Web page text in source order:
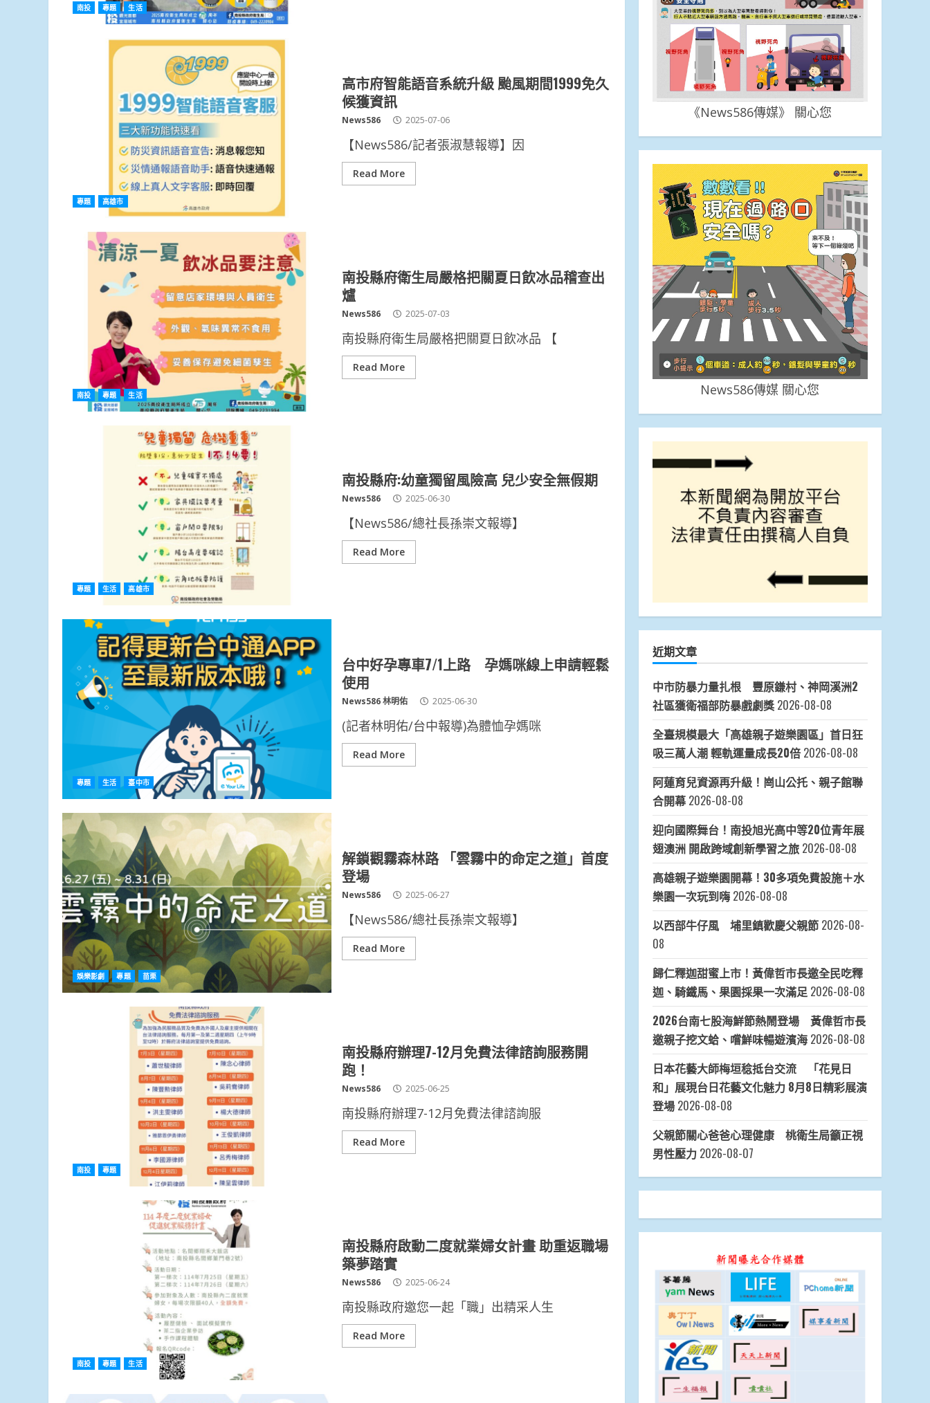
南投 專題 生活
專題 高雄市
高市府智能語音系統升級 颱風期間1999免久
候獲資訊
News586 2025-07-06
【News586/記者張淑慧報導】因
Read More
南投 專題 生活
南投縣府衛生局嚴格把關夏日飲冰品稽查出
爐
News586 2025-07-03
南投縣府衛生局嚴格把關夏日飲冰品 【
Read More
專題 生活 高雄市
南投縣府:幼童獨留風險高 兒少安全無假期
News586 2025-06-30
【News586/總社長孫崇文報導】
Read More
專題 生活 臺中市
台中好孕專車7/1上路 孕媽咪線上申請輕鬆
使用
News586 林明佑 2025-06-30
(記者林明佑/台中報導)為體恤孕媽咪
Read More
娛樂影劇 專題 苗栗
解鎖觀霧森林路 「雲霧中的命定之道」首度
登場
News586 2025-06-27
【News586/總社長孫崇文報導】
Read More
南投 專題
南投縣府辦理7-12月免費法律諮詢服務開
跑！
News586 2025-06-25
南投縣府辦理7-12月免費法律諮詢服
Read More
南投 專題 生活
南投縣府啟動二度就業婦女計畫 助重返職場
築夢踏實
News586 2025-06-24
南投縣政府邀您一起「職」出精采人生
Read More